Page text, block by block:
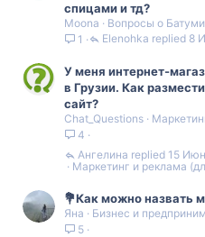
спицами и тд?
Moona
Вопросы о Батуми
1
8
Elenohka
У меня интернет-
в Грузии. Как
сайт?
Chat_Questions
4
Маркетинг и реклама
15
Ангелина
💐Как можно назвать
Яна
Бизнес и
5